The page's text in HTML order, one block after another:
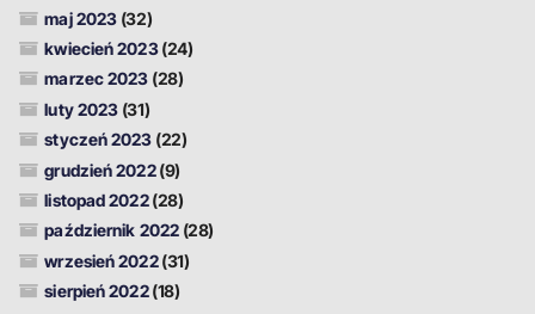
maj 2023 (32)
kwiecień 2023(24)
marzec 2023 (28)
luty 2023 (31)
styczeń 2023 (22)
grudzień 2022(9)
listopad 2022(28)
październik 2022(28)
wrzesień 2022(31)
sierpień 2022(18)